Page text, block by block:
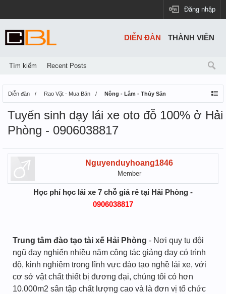
Đăng nhập
Diễn đàn Rao Vặt - Mua Bán Nông - Lâm - Thủy Sản
Tuyển sinh dạy lái xe oto đỗ 100% ở Hải
Phòng - 0906038817
Nguyenduyhoang1846
Member
Học phí học lái xe 7 chỗ giá rẻ tại Hải Phòng -
0906038817
Trung tâm đào tạo tài xế Hải Phòng - Nơi quy tụ đội
ngũ đay nghiến nhiều năm công tác giảng dạy có trình
độ, kinh nghiệm trong lĩnh vực đào tạo nghề lái xe, với
cơ sở vật chất thiết bị đương đại, chúng tôi có hơn
10.000m2 sân tập chất lượng cao và là đơn vị tổ chức
DIỄN ĐÀN
Tìm kiếm Recent Posts
THÀNH VIÊN